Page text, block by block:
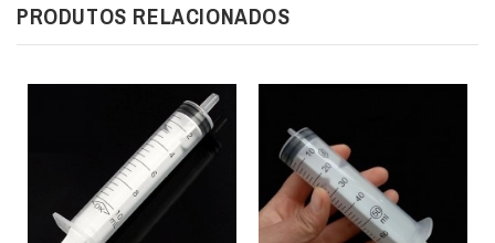
PRODUTOS RELACIONADOS